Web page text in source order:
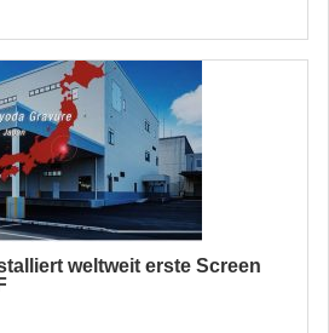
weltweit erste Screen